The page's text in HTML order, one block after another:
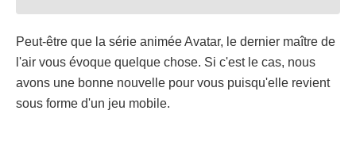
Peut-être que la série animée Avatar, le dernier maître de
l'air vous évoque quelque chose. Si c'est le cas, nous
avons une bonne nouvelle pour vous puisqu'elle revient
sous forme d'un jeu mobile.